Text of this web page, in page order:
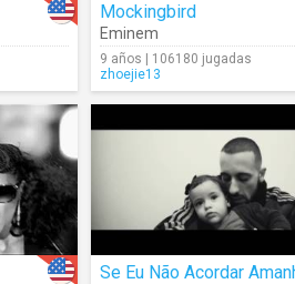
Mockingbird
Eminem
9 años | 106180 jugadas
zhoejie13
Se Eu Não Acordar